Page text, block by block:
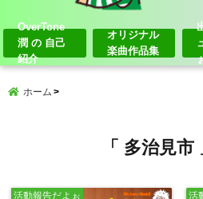
OverTone
潤 の 自己
紹介
オリジナル
楽曲作品集
ホーム
「 多治見市
活動報告だよぉ 活